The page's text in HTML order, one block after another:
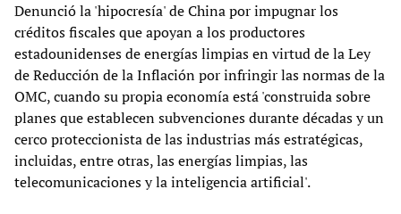
Denunció la 'hipocresía' de China por impugnar los
créditos fiscales que apoyan a los productores
estadounidenses de energías limpias en virtud de la Ley
de Reducción de la Inflación por infringir las normas de la
OMC, cuando su propia economía está 'construida sobre
planes que establecen subvenciones durante décadas y un
cerco proteccionista de las industrias más estratégicas,
incluidas, entre otras, las energías limpias, las
telecomunicaciones y la inteligencia artificial'.